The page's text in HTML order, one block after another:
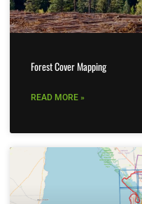
Forest Cover Mapping
READ MORE »